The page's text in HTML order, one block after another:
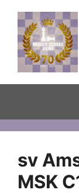
naar
inhoud
sv
MSK